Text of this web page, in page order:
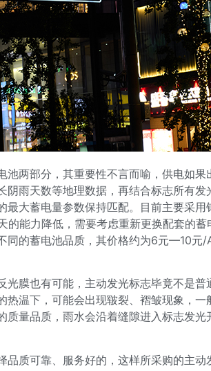
池两部分，其重要性不言而喻，供电如
雨天数等地理数据，再结合标志所有
大蓄电量参数保持匹配。目前主要采
能力降低，需要考虑重新更换配套的
同的蓄电池品质，其价格约为6元—10
膜也有可能，主动发光标志毕竟不是
温下，可能会出现皲裂、褶皱现象，
量品质，雨水会沿着缝隙进入标志发
质可靠、服务好的，这样所采购的主